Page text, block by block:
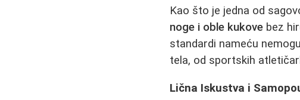
Kao što je jedna od
noge i oble kukove bez
standardi nameću
tela, od sportskih
Lična Iskustva i